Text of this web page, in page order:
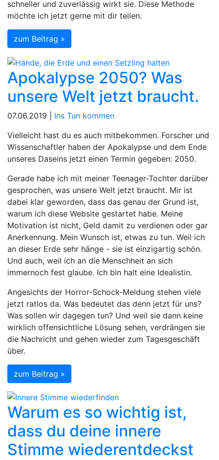
schneller und zuverlässig wirkt sie. Diese Methode
möchte ich jetzt gerne mit dir teilen.
zum Beitrag »
Apokalypse 2050? Was
unsere Welt jetzt braucht.
07.06.2019 | Ins Tun kommen
Vielleicht hast du es auch mitbekommen. Forscher und
Wissenschaftler haben der Apokalypse und dem Ende
unseres Daseins jetzt einen Termin gegeben: 2050.
Gerade habe ich mit meiner Teenager-Tochter darüber
gesprochen, was unsere Welt jetzt braucht. Mir ist
dabei klar geworden, dass das genau der Grund ist,
warum ich diese Website gestartet habe. Meine
Motivation ist nicht, Geld damit zu verdienen oder gar
Anerkennung. Mein Wunsch ist, etwas zu tun. Weil ich
an dieser Erde sehr hänge - sie ist einzigartig schön.
Und auch, weil ich an die Menschheit an sich
immernoch fest glaube. Ich bin halt eine Idealistin.
Angesichts der Horror-Schock-Meldung stehen viele
jetzt ratlos da. Was bedeutet das denn jetzt für uns?
Was sollen wir dagegen tun? Und weil sie dann keine
wirklich offensichtliche Lösung sehen, verdrängen sie
die Nachricht und gehen wieder zum Tagesgeschäft
über.
zum Beitrag »
Warum es so wichtig ist,
dass du deine innere
Stimme wiederentdeckst